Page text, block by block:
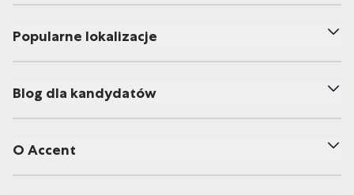
Popularne lokalizacje
Blog dla kandydatów
O Accent